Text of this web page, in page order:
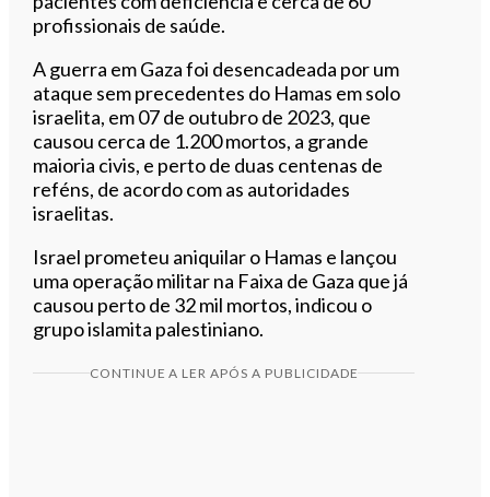
profissionais de saúde.
A guerra em Gaza foi desencadeada por um
ataque sem precedentes do Hamas em solo
israelita, em 07 de outubro de 2023, que
causou cerca de 1.200 mortos, a grande
maioria civis, e perto de duas centenas de
reféns, de acordo com as autoridades
israelitas.
Israel prometeu aniquilar o Hamas e lançou
uma operação militar na Faixa de Gaza que já
causou perto de 32 mil mortos, indicou o
grupo islamita palestiniano.
CONTINUE A LER APÓS A PUBLICIDADE